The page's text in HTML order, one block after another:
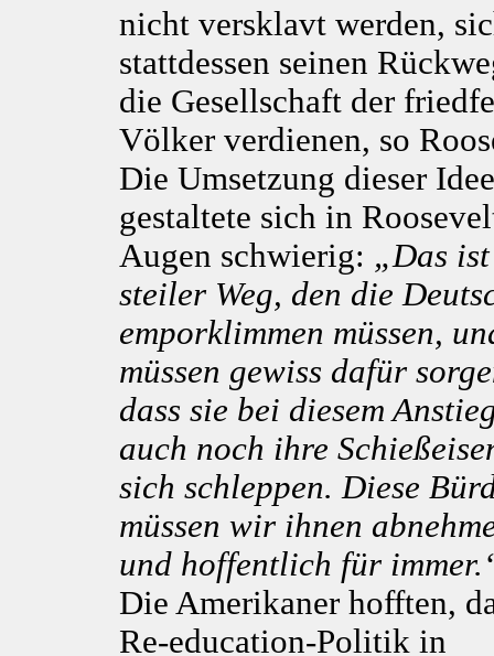
nicht versklavt werden,
stattdessen seinen
die Gesellschaft der
Völker verdienen, so
Die Umsetzung dieser Idee
gestaltete sich in
Augen schwierig: „Das
steiler Weg, den die
emporklimmen müssen,
müssen gewiss dafür
dass sie bei diesem
auch noch ihre
sich schleppen. Diese
müssen wir ihnen
und hoffentlich für
Die Amerikaner hofften,
Re-education-Politik in